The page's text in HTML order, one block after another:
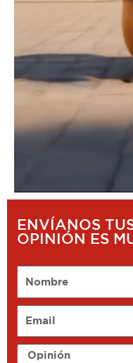
ENVÍANOS
OPINIÓN ES
Opinión